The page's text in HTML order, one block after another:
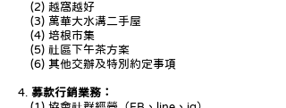
(2) 越窩越好
(3) 萬華大水溝二手屋
(4) 培根市集
(5) 社區下午茶方案
(6) 其他交辦及特別約定事項
4. 募款行銷業務：